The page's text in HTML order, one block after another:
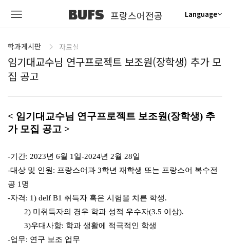
BUFS 프랑스어전공 Language
학과게시판 자료실
임기대교수님 연구프로젝트 보조원(장학생) 추가 모
집 공고
< 임기대교수님 연구프로젝트 보조원(장학생) 추
가 모집 공고 >
-기간: 2023년 6월 1일-2024년 2월 28일
-대상 및 인원: 프랑스어과 3학년 재학생 또는 프랑스어 복수전
공 1명
-자격: 1) delf B1 취득자 혹은 시험을 치른 학생.
2) 미취득자의 경우 학과 성적 우수자(3.5 이상).
3)우대사항: 학과 생활에 적극적인 학생
-업무: 연구 보조 업무